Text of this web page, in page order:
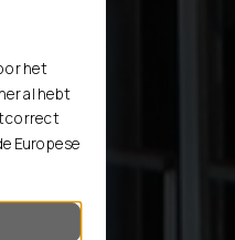
het
al hebt
correct
Europese